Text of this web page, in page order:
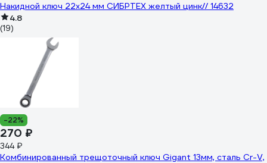
Накидной ключ 22х24 мм СИБРТЕХ желтый цинк// 14632
4.8
(19)
-22%
270 ₽
344 ₽
Комбинированный трещоточный ключ Gigant 13мм, сталь Cr-V,